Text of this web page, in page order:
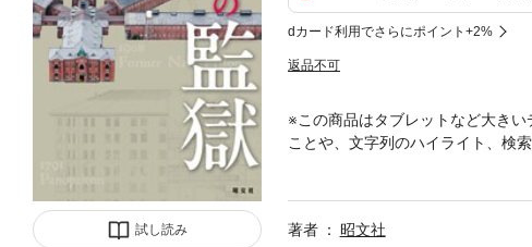
試し読み
dカード利用でさらにポイント+2%
返品不可
※この商品はタブレットなど大き
ことや、文字列のハイライト、検
や社会制度が凝縮された「設計図
会の姿と「人間の業」を読み解く
著者
昭文社